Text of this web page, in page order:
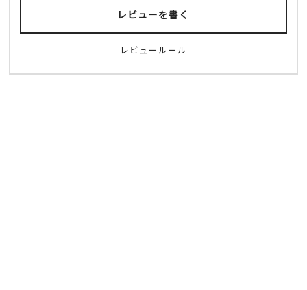
レビューを書く
レビュールール